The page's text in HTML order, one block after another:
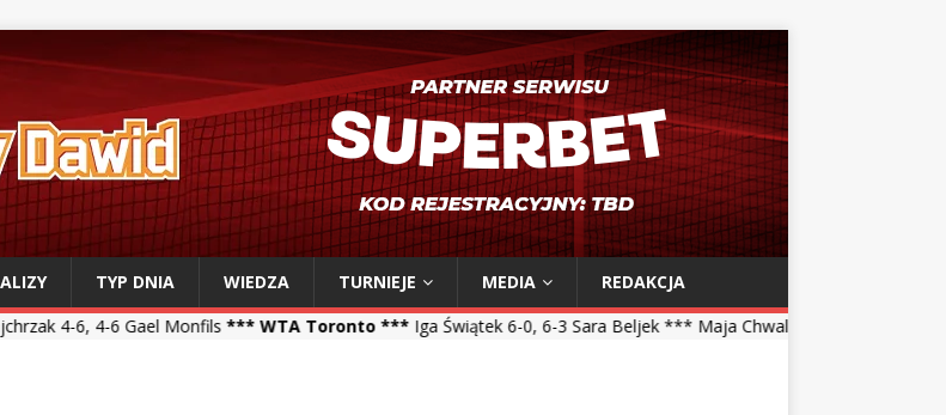
TYP DNIA WIEDZA TURNIEJE MEDIA
REDAKCJA
Monfils *** WTA Toronto ***Iga Świątek 6-0, 6-3 Sara Beljek *** Maja Chwalińska 5-7, 1-6 Talia Gibson ***